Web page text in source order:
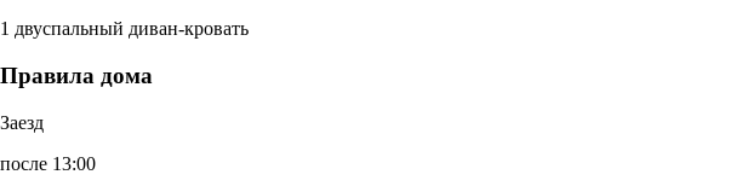
1 двуспальный диван-кровать
Правила дома
Заезд
после 13:00